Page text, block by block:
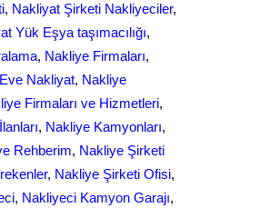
, Nakliyat Şirketi Nakliyeciler
Yük Eşya taşımacılığı
, Nakliye Firmaları
Nakliyat, Nakliye
Firmaları ve Hizmetleri
, Nakliye Kamyonları
Rehberim, Nakliye Şirketi
, Nakliye Şirketi Ofisi
, Nakliyeci Kamyon Garajı